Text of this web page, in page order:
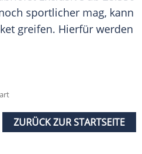
sportlicher mag, kann
greifen. Hierfür werden
ZURÜCK ZUR STARTSEITE